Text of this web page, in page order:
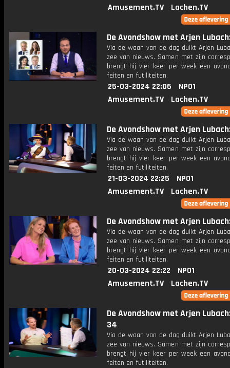
Amusement.TV Lachen.TV
De Avondshow met Arjen
Via de waan van de dag duikt Arjen
zee van nieuws. Samen met zijn
brengt hij vier keer per week een
feiten en futiliteiten.
25-03-2024 22:06
NPO1
Amusement.TV
Lachen.TV
De Avondshow met Arjen
Via de waan van de dag duikt Arjen
zee van nieuws. Samen met zijn
brengt hij vier keer per week een
feiten en futiliteiten.
21-03-2024 22:25
NPO1
Amusement.TV
Lachen.TV
De Avondshow met Arjen
Via de waan van de dag duikt Arjen
zee van nieuws. Samen met zijn
brengt hij vier keer per week een
feiten en futiliteiten.
20-03-2024 22:22
NPO1
Amusement.TV
Lachen.TV
De Avondshow met Arjen
34
Via de waan van de dag duikt Arjen
zee van nieuws. Samen met zijn
brengt hij vier keer per week een
feiten en futiliteiten.